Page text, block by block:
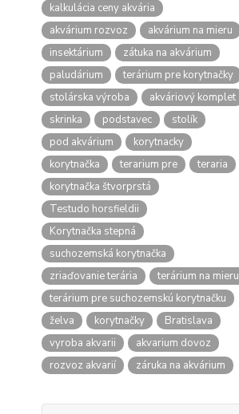
kalkulácia ceny akvária
akvárium rozvoz
akvárium na mieru
insektárium
zátuka na akvárium
paludárium
terárium pre korytnačky
stolárska výroba
akváriový komplet
skrinka
podstavec
stolík
pod akvárium
korytnacky
korytnačka
terarium pre
teraria
korytnačka štvorprstá
Testudo horsfieldii
Korytnačka stepná
suchozemská korytnačka
zriaďovanie terária
terárium na mieru
terárium pre suchozemskú korytnačku
želva
korytnačky
Bratislava
vyroba akvarii
akvarium dovoz
rozvoz akvarií
záruka na akvárium